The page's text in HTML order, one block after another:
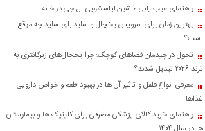
راهنمای عیب یابی ماشین لباسشویی ال جی در خانه
بهترین زمان برای سرویس یخچال و ساید بای ساید چه موقع
است؟
تحول در چیدمان فضاهای کوچک؛ چرا یخچال‌های زیرکانتری به
ترند ۲۰۲۶ تبدیل شدند؟
معرفی انواع فلفل و تاثیر آن ‌ها در بهبود طعم و خواص دارویی
غذاها
راهنمای خرید کالای پزشکی مصرفی برای کلینیک ها و بیمارستان